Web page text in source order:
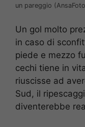
un pareggio
Un gol molto
in caso di
piede e mezzo
cechi tiene in
riuscisse ad
Sud, il
diventerebbe